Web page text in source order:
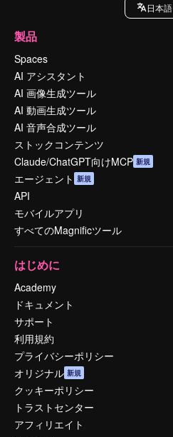
日本語
製品
Spaces
AI アシスタント
AI 画像生成ツール
AI 動画生成ツール
AI 音声合成ツール
ストックコンテンツ
Claude/ChatGPT向けMCP 新規
エージェント 新規
API
モバイルアプリ
すべてのMagnificツール
はじめに
Academy
ドキュメント
サポート
利用規約
プライバシーポリシー
オリジナル 新規
クッキーポリシー
トラストセンター
アフィリエイト